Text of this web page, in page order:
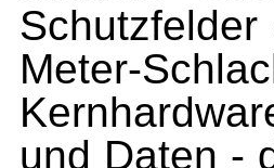
Meter-
und Daten -